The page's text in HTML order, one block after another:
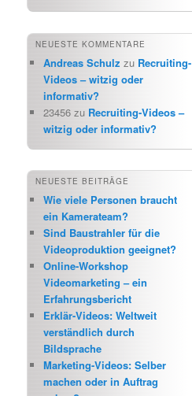
NEUESTE KOMMENTARE
Andreas Schulz zu Recruiting-
Videos – witzig oder
informativ?
23456 zu Recruiting-Videos –
witzig oder informativ?
NEUESTE BEITRÄGE
Wie viele Personen braucht
ein Kamerateam?
Sind Baustrahler für die
Videoproduktion geeignet?
Online-Workshop
Videomarketing – ein
Erfahrungsbericht
Erklär-Videos: Weltweit
verständlich durch
Bildsprache
Marketing-Videos: Selber
machen oder in Auftrag